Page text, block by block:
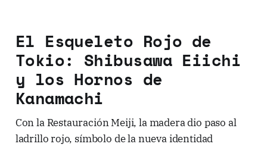
El Esqueleto Rojo de
Tokio: Shibusawa Eiichi
y los Hornos de
Kanamachi
Con la Restauración Meiji, la madera dio paso al
ladrillo rojo, símbolo de la nueva identidad